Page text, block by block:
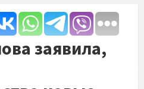
заявила,